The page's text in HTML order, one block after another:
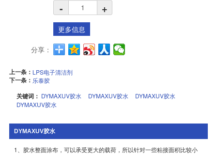
- +
更多信息
分享：
上一条： LPS电子清洁剂
下一条： 乐泰胶
关键词： DYMAXUV胶水 DYMAXUV胶水
DYMAXUV胶水
DYMAXUV胶水
DYMAXUV胶水
1、胶水整面涂布，可以承受更大的载荷，所以针对一些粘接面积比较小